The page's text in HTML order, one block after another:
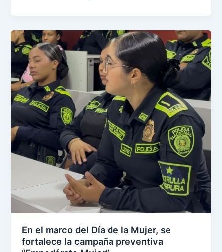
En el marco del Día de la Mujer, se
fortalece la campaña preventiva